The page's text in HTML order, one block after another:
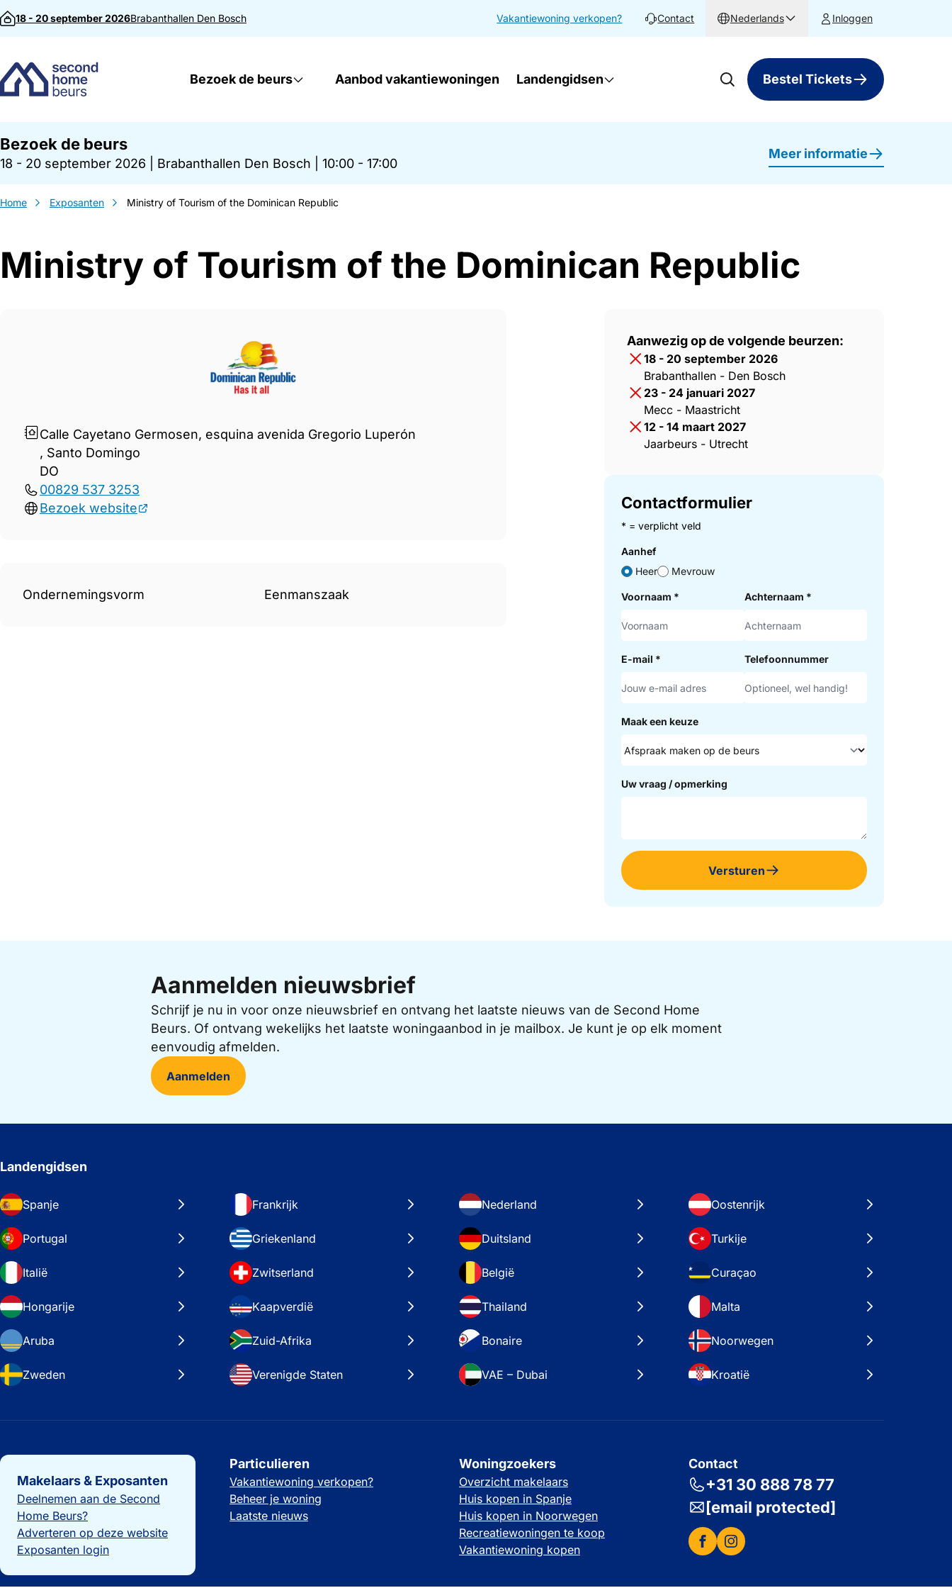
Direct naar inhoud
18 - 20 september 2026Brabanthallen Den Bosch Vakantiewoning verkopen? Contact Nederlands Inloggen
Bezoek de beurs Aanbod vakantiewoningen Landengidsen Bestel Tickets
Bezoek de beurs
18 - 20 september 2026 Brabanthallen Den Bosch 10:00 - 17:00
Meer informatie
Home Exposanten Ministry of Tourism of the Dominican Republic
Ministry of Tourism of the Dominican Republic
Calle Cayetano Germosen, esquina avenida Gregorio Luperón
, Santo Domingo
DO
00829 537 3253
Bezoek website
Ondernemingsvorm Eenmanszaak
Aanwezig op de volgende beurzen:
18 - 20 september 2026
Brabanthallen - Den Bosch
23 - 24 januari 2027
Mecc - Maastricht
12 - 14 maart 2027
Jaarbeurs - Utrecht
Contactformulier
* = verplicht veld
Aanhef
Heer
Mevrouw
Voornaam * Achternaam *
E-mail * Telefoonnummer
Maak een keuze
Uw vraag / opmerking
Versturen
Aanmelden nieuwsbrief
Schrijf je nu in voor onze nieuwsbrief en ontvang het laatste nieuws van de Second Home
Beurs. Of ontvang wekelijks het laatste woningaanbod in je mailbox. Je kunt je op elk moment
eenvoudig afmelden.
Aanmelden
Landengidsen
Spanje Frankrijk Nederland Oostenrijk
Portugal Griekenland Duitsland Turkije
Italië Zwitserland België Curaçao
Hongarije Kaapverdië Thailand Malta
Aruba Zuid-Afrika Bonaire Noorwegen
Zweden Verenigde Staten VAE – Dubai Kroatië
Belangrijke links
Makelaars & Exposanten
Deelnemen aan de Second
Home Beurs?
Adverteren op deze website
Exposanten login
Particulieren
Vakantiewoning verkopen?
Beheer je woning
Laatste nieuws
Woningzoekers
Overzicht makelaars
Huis kopen in Spanje
Huis kopen in Noorwegen
Recreatiewoningen te koop
Vakantiewoning kopen
Contact
+31 30 888 78 77
[email protected]